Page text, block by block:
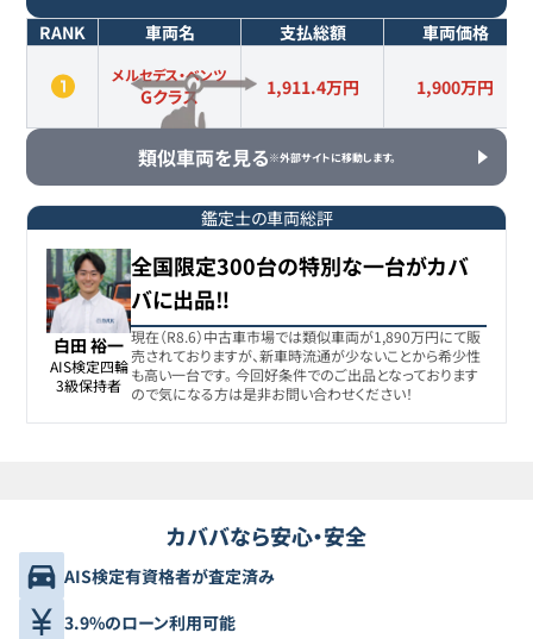
RANK 車両名 支払総額 車両価格
メルセデス・ベンツ
Gクラス 1,911.4万円 1,900万円
類似車両を見る※外部サイトに移動します。
鑑定士の車両総評
白田 裕一
AIS検定四輪
3級保持者
全国限定300台の特別な一台がカバ
バに出品‼️
現在（R8.6）中古車市場では類似車両が1,890万円にて販
売されておりますが、新車時流通が少ないことから希少性
も高い一台です。 今回好条件でのご出品となっております
ので気になる方は是非お問い合わせください！
カババなら安心・安全
AIS検定有資格者が査定済み
3.9%のローン利用可能